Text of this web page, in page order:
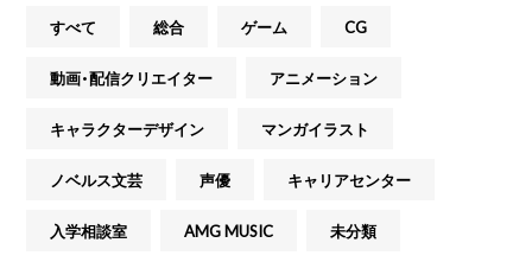
すべて 総合 ゲーム CG
動画・配信クリエイター アニメーション
キャラクターデザイン マンガイラスト
ノベルス文芸 声優 キャリアセンター
入学相談室 AMG MUSIC 未分類